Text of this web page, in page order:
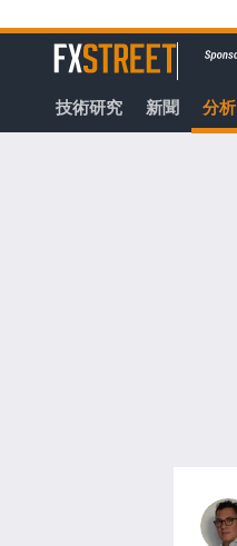
至
容
FXStreet
技術研究 新聞 分析